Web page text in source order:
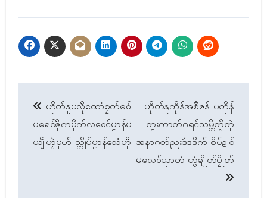
Post
navigation
ဟိုတ်နူပလီုထောံစၠတ်ဓဝ်
ပရေၚ်ဇီုကပိုက်လဝေၚ်ပၞာန်ပ
ယျဵုဟၟဲပုဟ် သ္ကိုပ်ပၞာန်သေံဟီု
ဟိုတ်နူကိုန်အစဳဇန် ပတိုန်
တၞးကာတ်ဂရၚ်သမ္တီတၟိတုဲ
အနာဂတ်ညးဒဴဒဒိုက် စိုပ်ဍုၚ်
မလေဝ်ယှာတံ ဟွံချိုတ်ပၠိုတ်